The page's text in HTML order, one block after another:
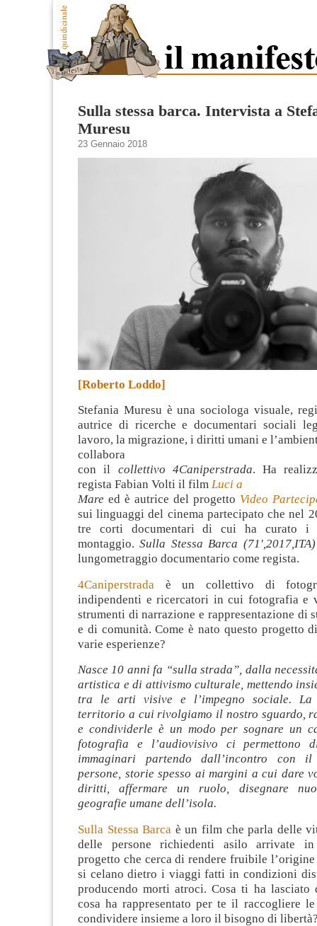
Sulla stessa barca. Intervista a
Muresu
23 Gennaio 2018
[Roberto Loddo]
Stefania Muresu è una sociologa visuale,
autrice di ricerche e documentari sociali
lavoro, la migrazione, i diritti umani e
collabora
con il collettivo 4Caniperstrada. Ha
regista Fabian Volti il film Luci a
Mare ed è autrice del progetto Video
sui linguaggi del cinema partecipato che nel
tre corti documentari di cui ha curato i
montaggio.Sulla Stessa Barca (71′,2017,ITA)
lungometraggio documentario come regista.
4Caniperstrada è un collettivo di
indipendenti e ricercatori in cui fotografia e
strumenti di narrazione e rappresentazione di
e di comunità. Come è nato questo progetto
varie esperienze?
Nasce 10 anni fa “sulla strada”, dalla
artistica e di attivismo culturale, mettendo
tra le arti visive e l’impegno sociale.
territorio a cui rivolgiamo il nostro sguardo,
e condividerle è un modo per sognare un
fotografia e l’audiovisivo ci permettono
immaginari partendo dall’incontro con
persone, storie spesso ai margini a cui dare
diritti, affermare un ruolo, disegnare
geografie umane dell’isola.
Sulla Stessa Barca è un film che parla delle
delle persone richiedenti asilo arrivate in
progetto che cerca di rendere fruibile
si celano dietro i viaggi fatti in condizioni
producendo morti atroci. Cosa ti ha lasciato
cosa ha rappresentato per te il raccogliere
condividere insieme a loro il bisogno di